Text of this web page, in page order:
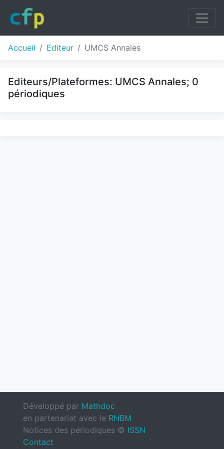
Accueil Editeur UMCS Annales
Editeurs/Plateformes: UMCS Annales; 0
périodiques
Développé par Mathdoc
en partenariat avec le RNBM
Notices des périodiques © ISSN
Contact